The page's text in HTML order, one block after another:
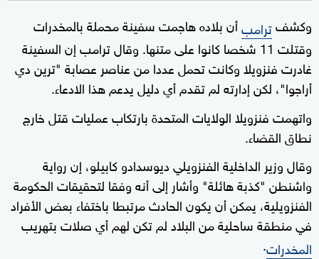
وكشفترامبأن بلاده هاجمت سفينة محملة بالمخدرات
وقتلت 11 شخصا كانوا على متنها. وقال ترامب إن السفينة
غادرت فنزويلا وكانت تحمل عددا من عناصر عصابة "ترين دي
أراجوا"، لكن إدارته لم تقدم أي دليل يدعم هذا الادعاء.
واتهمت فنزويلا الولايات المتحدة بارتكاب عمليات قتل خارج
نطاق القضاء.
وقال وزير الداخلية الفنزويلي ديوسدادو كابيلو، إن رواية
واشنطن "كذبة هائلة" وأشار إلى أنه وفقا لتحقيقات الحكومة
الفنزويلية، يمكن أن يكون الحادث مرتبطا باختفاء بعض الأفراد
في منطقة ساحلية من البلاد لم تكن لهم أي صلات بتهريب
المخدرات.